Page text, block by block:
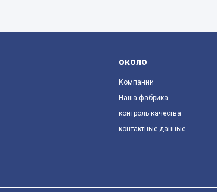
около
Компании
Наша фабрика
контроль качества
контактные данные